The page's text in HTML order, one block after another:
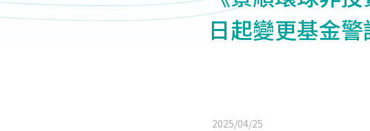
日起變更基金
2025/04/25